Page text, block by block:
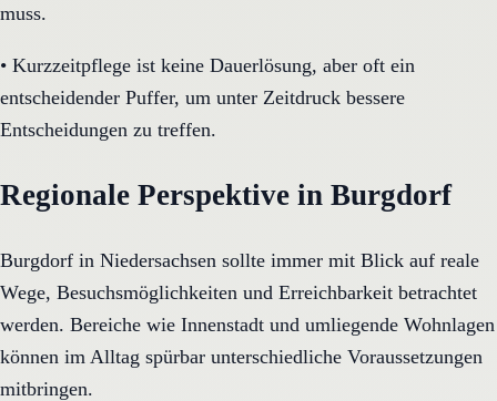
muss.
• Kurzzeitpflege ist keine Dauerlösung, aber oft ein
entscheidender Puffer, um unter Zeitdruck bessere
Entscheidungen zu treffen.
Regionale Perspektive in Burgdorf
Burgdorf in Niedersachsen sollte immer mit Blick auf reale
Wege, Besuchsmöglichkeiten und Erreichbarkeit betrachtet
werden. Bereiche wie Innenstadt und umliegende Wohnlagen
können im Alltag spürbar unterschiedliche Voraussetzungen
mitbringen.